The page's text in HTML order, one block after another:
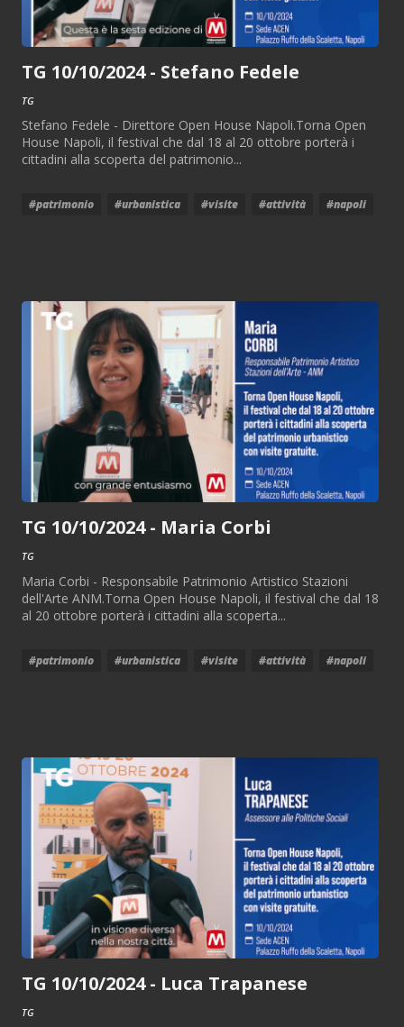
TG 10/10/2024 - Stefano Fedele
TG
Stefano Fedele - Direttore Open House Napoli.Torna Open
House Napoli, il festival che dal 18 al 20 ottobre porterà i
cittadini alla scoperta del patrimonio...
#patrimonio #urbanistica #visite #attività #napoli
TG 10/10/2024 - Maria Corbi
TG
Maria Corbi - Responsabile Patrimonio Artistico Stazioni
dell'Arte ANM.Torna Open House Napoli, il festival che dal 18
al 20 ottobre porterà i cittadini alla scoperta...
#patrimonio #urbanistica #visite #attività #napoli
TG 10/10/2024 - Luca Trapanese
TG